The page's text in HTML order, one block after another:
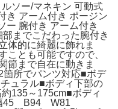
ソー/マネキン 可動式
き アーム付き ポージン
ー 腕付き アーム付き
までこだわった腕付き
体的に綺麗に飾れま
ことも可能ですので、
節まで自在に動きま
所でパンツ対応■ボデ
ュラル■ボディ下部の
135～175cm■ボディ
45 B94 W81